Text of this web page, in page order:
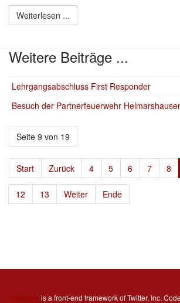
Weiterlesen ...
Weitere Beiträge ...
Lehrgangsabschluss First Responder
Besuch der Partnerfeuerwehr
Seite 9 von 19
Start Zurück 4 5 6 7 8
12 13 Weiter Ende
is a front-end framework of Twitter, Inc.